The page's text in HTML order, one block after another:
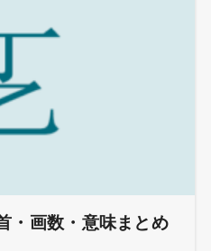
・画数・意味まとめ